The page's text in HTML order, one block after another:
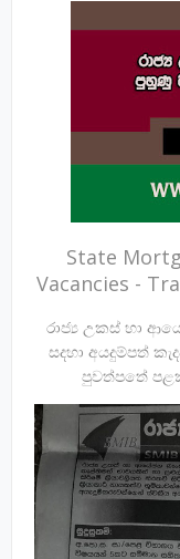
State
Vacancies -
රාජ්‍ය උකස් හා
සදහා අයදුම්පත්
පුවත්පතේ